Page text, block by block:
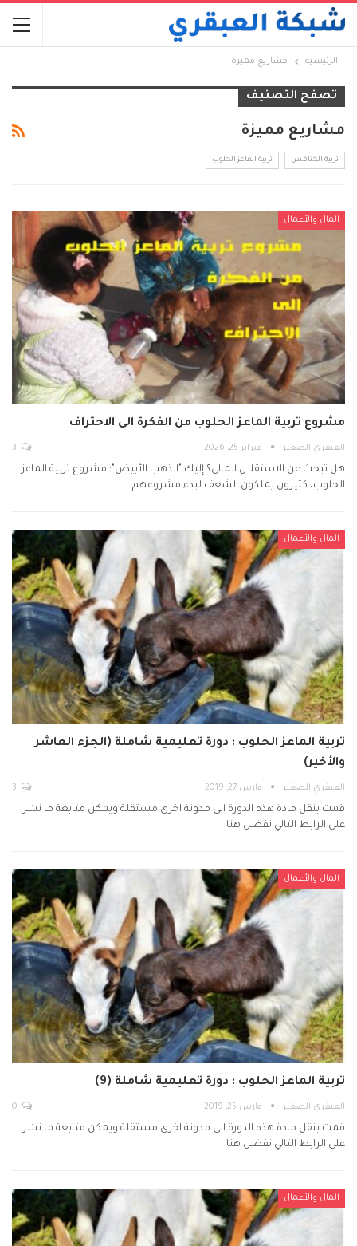
الرئيسية مشاريع مميزة
تصفح التصنيف
مشاريع مميزة
تربية الخنافس تربية الماعز الحلوب
المال والأعمال
مشروع تربية الماعز الحلوب من الفكرة الى الاحتراف
العبقري الصغير فبراير 25, 2026
هل تبحث عن الاستقلال المالي؟ إليك "الذهب الأبيض": مشروع تربية الماعز
الحلوب، كثيرون يملكون الشغف لبدء مشروعهم…
المال والأعمال
تربية الماعز الحلوب : دورة تعليمية شاملة (الجزء العاشر
والأخير)
العبقري الصغير مارس 27, 2019
قمت بنقل مادة هذه الدورة الى مدونة اخرى مستقلة ويمكن متابعة ما نشر
على الرابط التالي تفضل هنا
المال والأعمال
تربية الماعز الحلوب : دورة تعليمية شاملة (9)
العبقري الصغير مارس 25, 2019
قمت بنقل مادة هذه الدورة الى مدونة اخرى مستقلة ويمكن متابعة ما نشر
على الرابط التالي تفضل هنا
المال والأعمال